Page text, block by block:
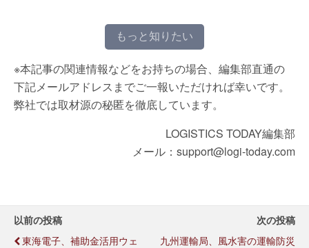
もっと知りたい
※本記事の関連情報などをお持ちの場合、編集部直通の
下記メールアドレスまでご一報いただければ幸いです。
弊社では取材源の秘匿を徹底しています。
LOGISTICS TODAY編集部
メール：support@logi-today.com
以前の投稿
東海電子、補助金活用ウェ
次の投稿
九州運輸局、風水害の運輸防災